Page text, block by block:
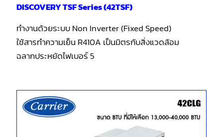
DISCOVERY TSF Series (42TSF)
ทำงานด้วยระบบ Non Inverter (Fixed Speed)
ใช้สารทำความเย็น R410A เป็นมิตรกับสิ่งแวดล้อม
ฉลากประหยัดไฟเบอร์ 5